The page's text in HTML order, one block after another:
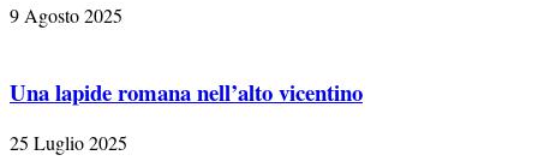
9 Agosto 2025
Una lapide romana nell’alto vicentino
25 Luglio 2025